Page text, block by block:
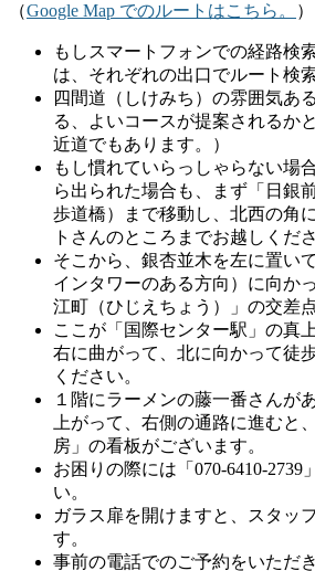
（Google Map でのルートはこちら。 ）
もしスマートフォンでの経路検
は、それぞれの出口でルート検
四間道（しけみち）の雰囲気あ
る、よいコースが提案されるか
近道でもあります。）
もし慣れていらっしゃらない場
ら出られた場合も、まず「日銀
歩道橋）まで移動し、北西の角
トさんのところまでお越しくださ
そこから、銀杏並木を左に置い
インタワーのある方向）に向か
江町（ひじえちょう）」の交差
ここが「国際センター駅」の真
右に曲がって、北に向かって徒
ください。
１階にラーメンの藤一番さんが
上がって、右側の通路に進むと
房」の看板がございます。
お困りの際には「070-6410-2739
い。
ガラス扉を開けますと、スタッ
す。
事前の電話でのご予約をいただ